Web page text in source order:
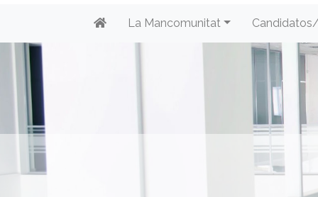
La Mancomunitat